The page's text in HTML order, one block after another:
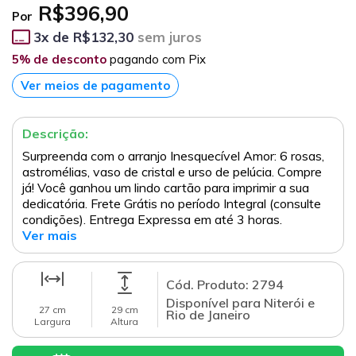
Por R$396,90
3x de R$132,30 sem juros
5% de desconto pagando com Pix
Ver meios de pagamento
Descrição:
Surpreenda com o arranjo Inesquecível Amor: 6 rosas,
astromélias, vaso de cristal e urso de pelúcia. Compre
já! Você ganhou um lindo cartão para imprimir a sua
dedicatória. Frete Grátis no período Integral (consulte
condições). Entrega Expressa em até 3 horas.
Ver mais
27 cm
Largura
29 cm
Altura
Cód. Produto: 2794
Disponível para Niterói e
Rio de Janeiro